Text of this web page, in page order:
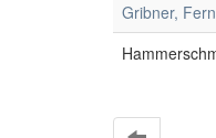
Gribner,